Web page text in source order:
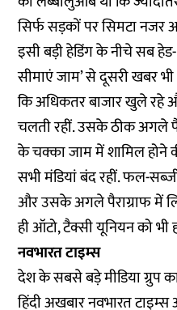
सिर्फ सड़कों पर सिमटा नजर
इसी बड़ी हेडिंग के नीचे सब
सीमाएं जाम’ से दूसरी खबर
कि अधिकतर बाजार खुले रहे
चलती रहीं. उसके ठीक अगले
के चक्का जाम में शामिल
सभी मंडियां बंद रहीं. फल-
और उसके अगले पैराग्राफ में
ही ऑटो, टैक्सी यूनियन को
नवभारत टाइम्स
देश के सबसे बड़े मीडिया ग्रुप
हिंदी अखबार नवभारत